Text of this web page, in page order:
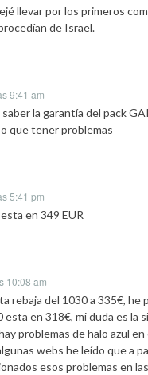
llevar por los primeros
de Israel.
9:41 am
la garantía del pack
que tener problemas
5:41 pm
en 349 EUR
10:08 am
rebaja del 1030 a 335€, he
esta en 318€, mi duda es la
problemas de halo azul
webs he leído que a
esos problemas en